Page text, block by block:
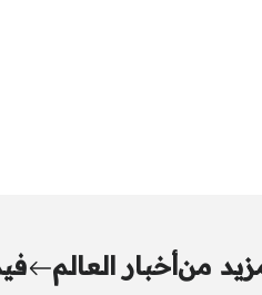
منأخبار العالم